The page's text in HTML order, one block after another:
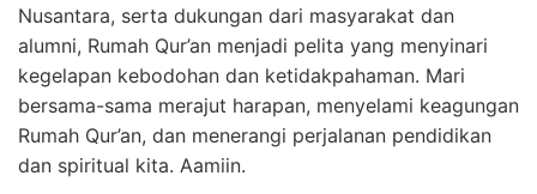
Nusantara, serta dukungan dari masyarakat dan
alumni, Rumah Qur’an menjadi pelita yang menyinari
kegelapan kebodohan dan ketidakpahaman. Mari
bersama-sama merajut harapan, menyelami keagungan
Rumah Qur’an, dan menerangi perjalanan pendidikan
dan spiritual kita. Aamiin.